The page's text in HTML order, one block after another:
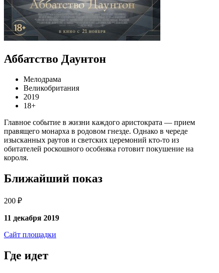
Аббатство Даунтон
Мелодрама
Великобритания
2019
18+
Главное событие в жизни каждого аристократа — прием
правящего монарха в родовом гнезде. Однако в череде
изысканных раутов и светских церемоний кто-то из
обитателей роскошного особняка готовит покушение на
короля.
Ближайший показ
200 ₽
11 декабря 2019
Сайт площадки
Где идет